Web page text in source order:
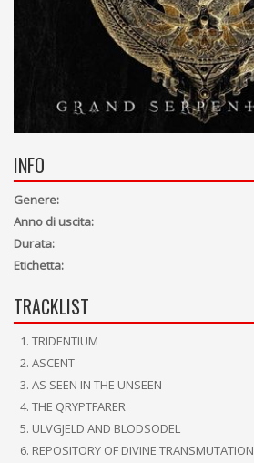
INFO
Genere:
Anno di uscita:
Durata:
Etichetta:
TRACKLIST
TRIDENTIUM
ASCENT
AS SEEN IN THE UNSEEN
THE QRYPTFARER
ULVGJELD AND BLODSODEL
REPOSITORY OF DIVINE TRANSMUTATION